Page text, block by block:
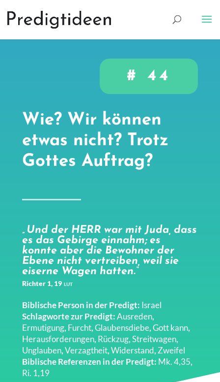
Wie? Wir können
etwas nicht? Trotz
Gottes Auftrag?
# 44
„Und der HERR war mit Juda, dass
es das Gebirge einnahm; es
konnte aber die Bewohner der
Ebene nicht vertreiben, weil sie
eiserne Wagen hatten.“
Richter 1, 19 LUT
Biblische Person in der Predigt: Israel
Schlagworte zur Predigt:Ausreden,
Ermutigung, Furcht,Glaubensdiebe,Gott kann,
Herausforderungen, Rückzug,Streitwagen,
Unglauben,Verzagtheit,Widerstand, Zweifel
Biblische Referenzen in der Predigt: Mk. 4,35,
Ri. 1,19